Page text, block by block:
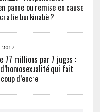
panne ou remise en cause
burkinabè ?
2017
77 millions par 7 juges :
qui fait
d’encre